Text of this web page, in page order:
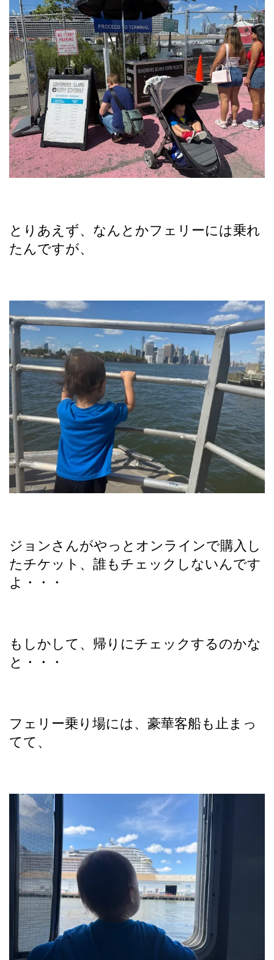
とりあえず、なんとかフェリーには乗れ
たんですが、
ジョンさんがやっとオンラインで購入し
たチケット、誰もチェックしないんです
よ・・・
もしかして、帰りにチェックするのかな
と・・・
フェリー乗り場には、豪華客船も止まっ
てて、